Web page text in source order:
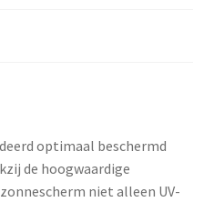
optimaal beschermd
de hoogwaardige
niet alleen UV-